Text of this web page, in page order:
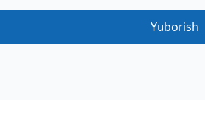
Yuborish